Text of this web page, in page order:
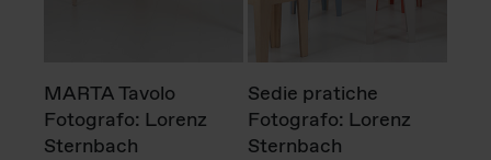
MARTA Tavolo
Fotografo: Lorenz
Sternbach
Sedie pratiche
Fotografo: Lorenz
Sternbach